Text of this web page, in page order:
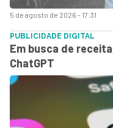
5 de agosto de 2026 - 17:31
PUBLICIDADE DIGITAL
Em busca de
ChatGPT